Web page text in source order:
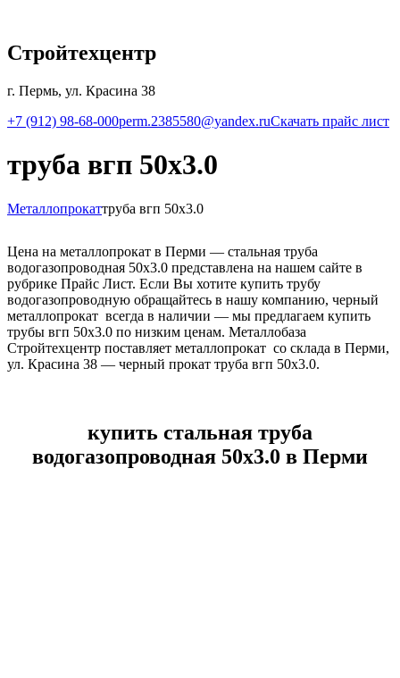
Стройтехцентр
г. Пермь, ул. Красина 38
+7 (912) 98-68-000perm.2385580@yandex.ruСкачать прайс лист
труба вгп 50х3.0
Металлопрокаттруба вгп 50х3.0
Цена на металлопрокат в Перми — стальная труба
водогазопроводная 50х3.0 представлена на нашем сайте в
рубрике Прайс Лист. Если Вы хотите купить трубу
водогазопроводную обращайтесь в нашу компанию, черный
металлопрокат всегда в наличии — мы предлагаем купить
трубы вгп 50х3.0 по низким ценам. Металлобаза
Стройтехцентр поставляет металлопрокат со склада в Перми,
ул. Красина 38 — черный прокат труба вгп 50х3.0.
купить стальная труба
водогазопроводная 50х3.0 в Перми